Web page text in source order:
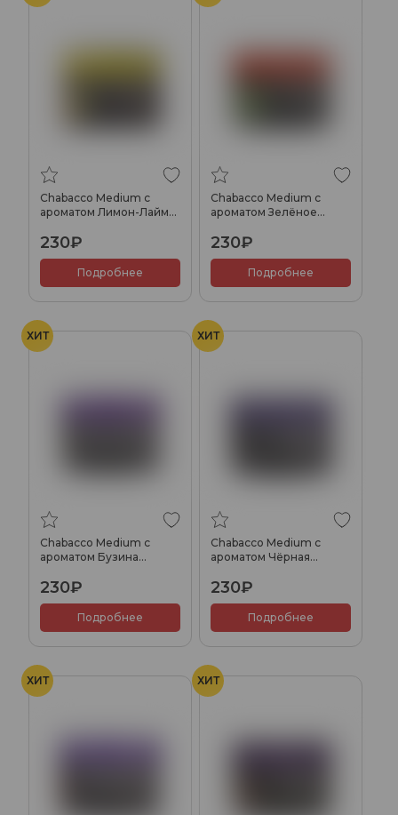
Chabacco Medium с
ароматом Лимон-Лайм
230₽
Подробнее
Chabacco Medium с
ароматом Зелёное
40гр.
230₽
Подробнее
ХИТ
Chabacco Medium с
ароматом Бузина
230₽
Подробнее
ХИТ
Chabacco Medium с
ароматом Чёрная
currant), 40гр.
230₽
Подробнее
ХИТ ХИТ